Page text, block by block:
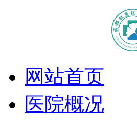
网站首页
医院概况